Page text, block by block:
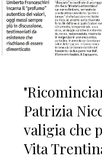
Patrizia
valigia che
Vita